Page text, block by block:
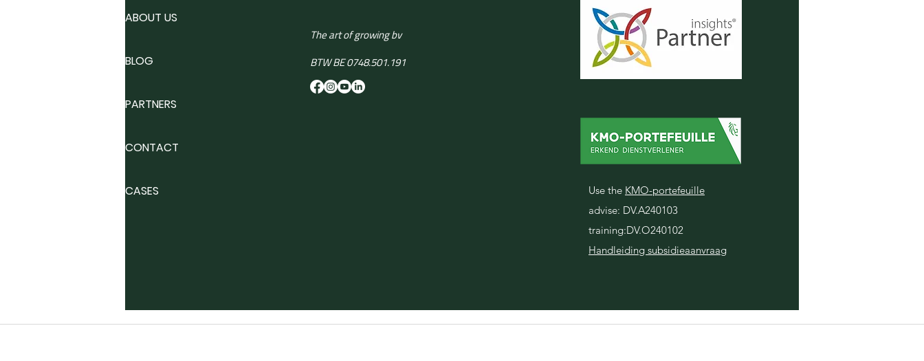
ABOUT US
BLOG
PARTNERS
CONTACT
CASES
The art of growing bv
BTW BE 0748.501.191
Use the KMO-portefeuille
advise: DV.A240103
training:DV.O240102
Handleiding subsidieaanvraag